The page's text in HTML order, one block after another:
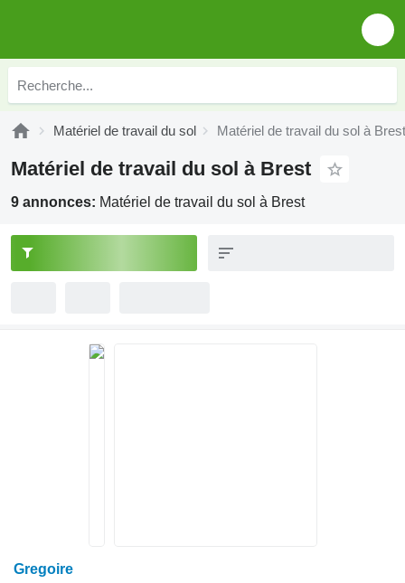
Matériel de travail du sol Matériel de travail du sol à Brest
Matériel de travail du sol à Brest
9 annonces: Matériel de travail du sol à Brest
Gregoire